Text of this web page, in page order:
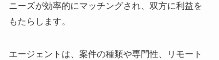
ニーズが効率的にマッチングされ、双方に利益を
もたらします。
エージェントは、案件の種類や専門性、リモート